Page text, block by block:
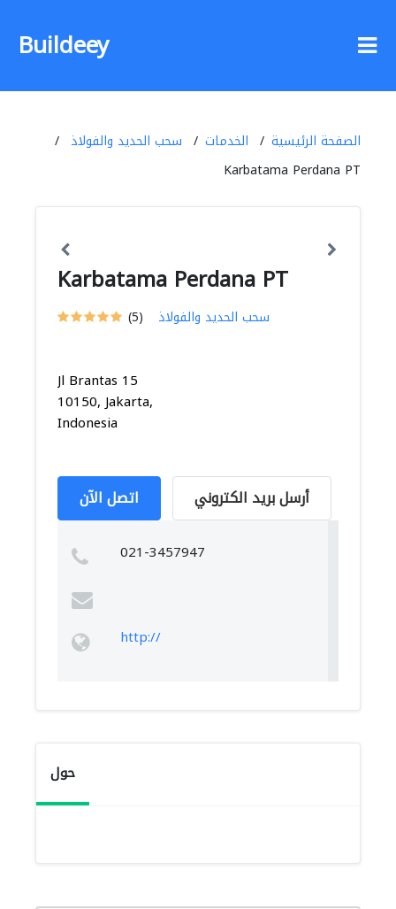
Buildeey
الصفحة الرئيسية الخدمات
سحب الحديد والفولاذ
Karbatama Perdana PT
Karbatama Perdana PT
(5) سحب الحديد والفولاذ
Jl Brantas 15
10150, Jakarta,
Indonesia
اتصل الآن أرسل بريد الكتروني
021-3457947
http://
حول